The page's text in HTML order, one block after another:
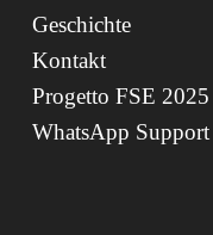
Geschichte
Kontakt
Progetto FSE 2025
WhatsApp Support